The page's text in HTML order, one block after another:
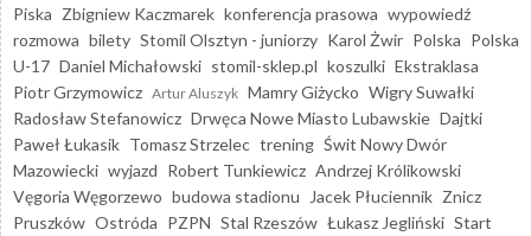
Piska Zbigniew Kaczmarek konferencja prasowa wypowiedź
rozmowa bilety Stomil Olsztyn - juniorzy Karol Żwir Polska Polska
U-17 Daniel Michałowski stomil-sklep.pl koszulki Ekstraklasa
Piotr Grzymowicz Artur Aluszyk Mamry Giżycko Wigry Suwałki
Radosław Stefanowicz Drwęca Nowe Miasto Lubawskie Dajtki
Paweł Łukasik Tomasz Strzelec trening Świt Nowy Dwór
Mazowiecki wyjazd Robert Tunkiewicz Andrzej Królikowski
Vęgoria Węgorzewo budowa stadionu Jacek Płuciennik Znicz
Pruszków Ostróda PZPN Stal Rzeszów Łukasz Jegliński Start